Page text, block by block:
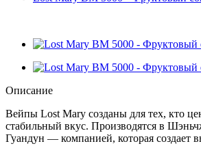
Описание
Вейпы Lost Mary созданы для тех, кто
стабильный вкус. Производятся в
Гуандун — компанией, которая создает